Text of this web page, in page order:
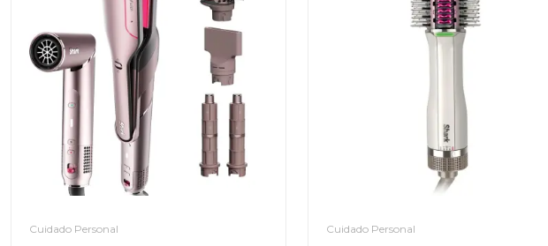
Cuidado Personal Cuidado Personal